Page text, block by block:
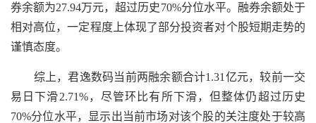
券余额为27.94万元，超过历史70%分位水平。融券余额处于
相对高位，一定程度上体现了部分投资者对个股短期走势的
谨慎态度。
综上，君逸数码当前两融余额合计1.31亿元，较前一交
易日下滑2.71%，尽管环比有所下滑，但整体仍超过历史
70%分位水平，显示出当前市场对该个股的关注度处于较高